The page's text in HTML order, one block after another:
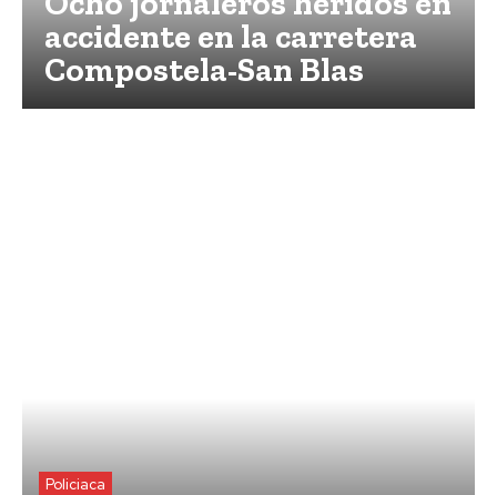
accidente en la carretera
Compostela-San Blas
Policiaca